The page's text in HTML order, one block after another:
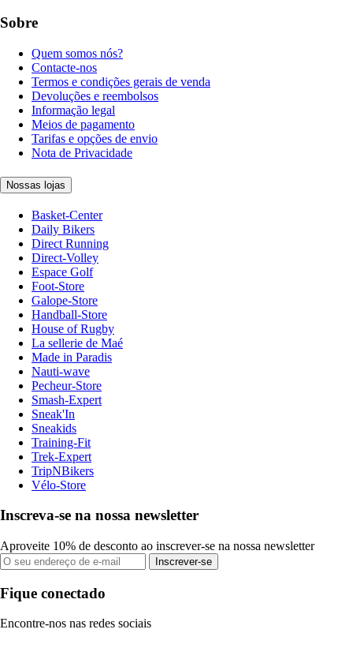
Sobre
Quem somos nós?
Contacte-nos
Termos e condições gerais de venda
Devoluções e reembolsos
Informação legal
Meios de pagamento
Tarifas e opções de envio
Nota de Privacidade
Nossas lojas
Basket-Center
Daily Bikers
Direct Running
Direct-Volley
Espace Golf
Foot-Store
Galope-Store
Handball-Store
House of Rugby
La sellerie de Maé
Made in Paradis
Nauti-wave
Pecheur-Store
Smash-Expert
Sneak'In
Sneakids
Training-Fit
Trek-Expert
TripNBikers
Vélo-Store
Inscreva-se na nossa newsletter
Aproveite 10% de desconto ao inscrever-se na nossa newsletter
Inscrever-se
Fique conectado
Encontre-nos nas redes sociais